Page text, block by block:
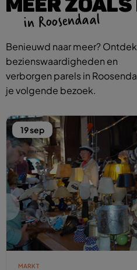
in Roosendaal
Benieuwd naar meer?
bezienswaardigheden en
verborgen parels in
je volgende bezoek.
19 sep
MARKT